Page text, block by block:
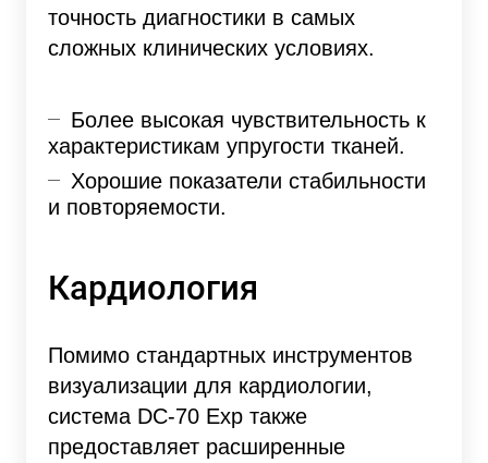
точность диагностики в самых
сложных клинических условиях.
Более высокая чувствительность к
характеристикам упругости тканей.
Хорошие показатели стабильности
и повторяемости.
Кардиология
Помимо стандартных инструментов
визуализации для кардиологии,
система DC-70 Exp также
предоставляет расширенные